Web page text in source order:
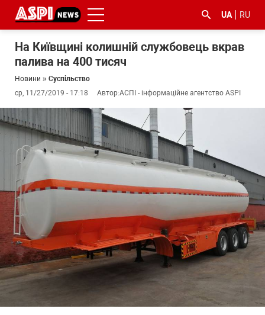
UA RU
На Київщині колишній службовець вкрав
палива на 400 тисяч
Новини » Суспільство
ср, 11/27/2019 - 17:18
Автор:АСПІ - інформаційне агентство ASPI
#ООС
#боротьба
з
корупцією
#ДФС #Київ #коронавірус